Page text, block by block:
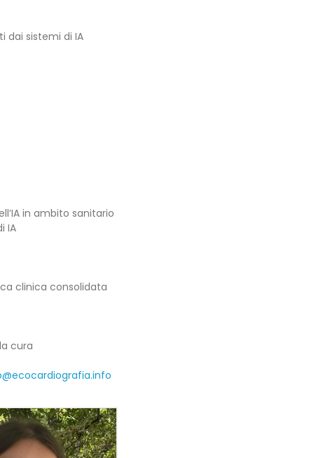
dai sistemi di IA
in ambito sanitario
IA
clinica consolidata
cura